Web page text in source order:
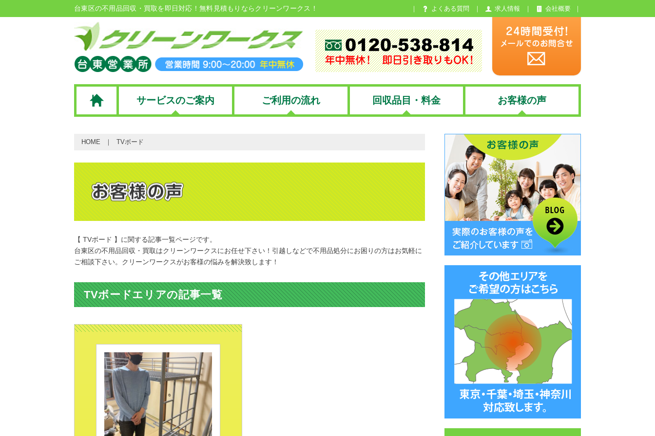
台東区の不用品回収・買取を即日対応！無料見積もりならクリーンワークス！ よくある質問 求人情報 会社概要
サービスのご案内 ご利用の流れ 回収品目・料金 お客様の声
HOME TVボード
【 TVボード 】に関する記事一覧ページです。
台東区の不用品回収・買取はクリーンワークスにお任せ下さい！引越しなどで不用品処分にお困りの方はお気軽に
ご相談下さい。クリーンワークスがお客様の悩みを解決致します！
TVボードエリアの記事一覧